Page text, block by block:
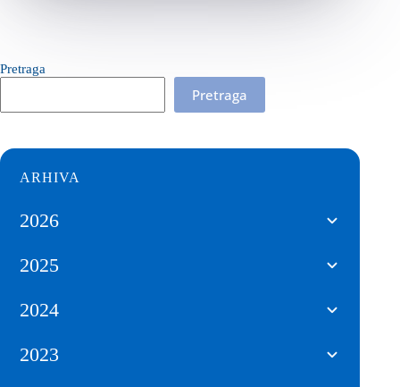
Pretraga
Pretraga
ARHIVA
2026
2025
2024
2023